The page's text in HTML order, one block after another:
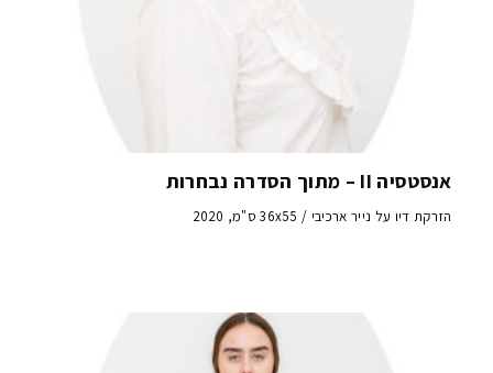
אנסטסיה II – מתוך הסדרה נבחרות
הזרקת דיו על נייר ארכיבי / 36x55 ס"מ, 2020